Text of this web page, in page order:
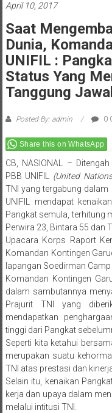
April 10, 2017
Saat
Dunia,
UNIFIL :
Status Yang
Tanggung
Posted By: admin 0
Share this on WhatsApp
CB, NASIONAL –
PBB UNIFIL (United
TNI yang tergabung
UNIFIL mendapat
Pangkat semula, terhitung
Perwira 23, Bintara 55 dan
Upacara Korps Raport
Komandan Kontingen
lapangan Soedirman
Komandan Kontingen
dalam sambutannya
Prajurit TNI yang
mendapatkan
tinggi dari Pangkat
Seperti kita ketahui
merupakan suatu
TNI atas prestasi dan
Selain itu, kenaikan
kerja dan upaya dalam
melalui intitusi TNI.